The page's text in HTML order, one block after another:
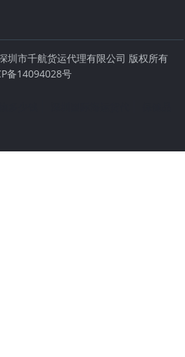
市千航货运代理有限公司 版权所有
备14094028号